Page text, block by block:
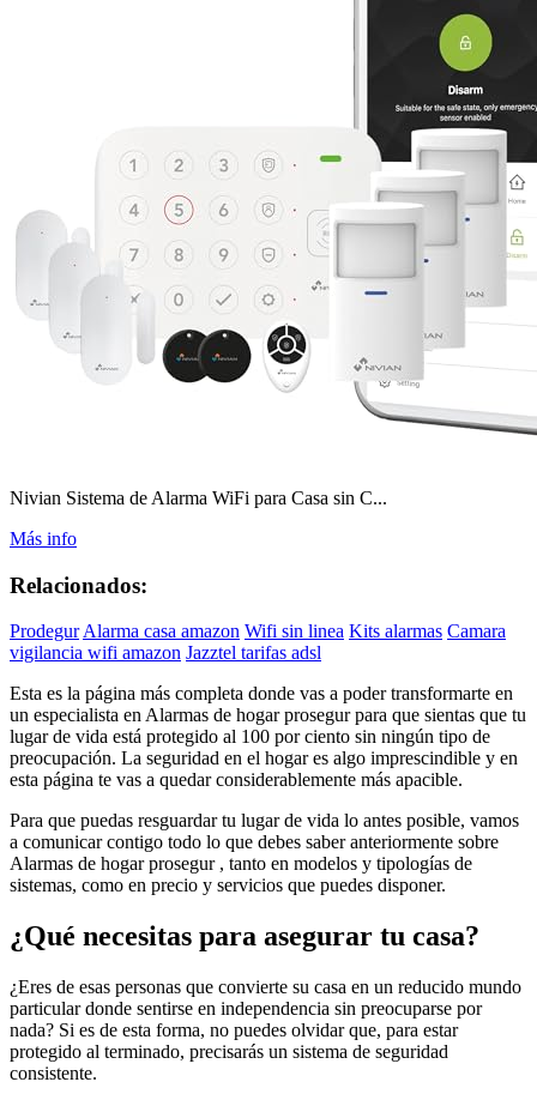
Nivian Sistema de Alarma WiFi para Casa sin C...
Más info
Relacionados:
Prodegur Alarma casa amazon Wifi sin linea Kits alarmas Camara
vigilancia wifi amazon Jazztel tarifas adsl
Esta es la página más completa donde vas a poder transformarte en
un especialista en Alarmas de hogar prosegur para que sientas que tu
lugar de vida está protegido al 100 por ciento sin ningún tipo de
preocupación. La seguridad en el hogar es algo imprescindible y en
esta página te vas a quedar considerablemente más apacible.
Para que puedas resguardar tu lugar de vida lo antes posible, vamos
a comunicar contigo todo lo que debes saber anteriormente sobre
Alarmas de hogar prosegur , tanto en modelos y tipologías de
sistemas, como en precio y servicios que puedes disponer.
¿Qué necesitas para asegurar tu casa?
¿Eres de esas personas que convierte su casa en un reducido mundo
particular donde sentirse en independencia sin preocuparse por
nada? Si es de esta forma, no puedes olvidar que, para estar
protegido al terminado, precisarás un sistema de seguridad
consistente.